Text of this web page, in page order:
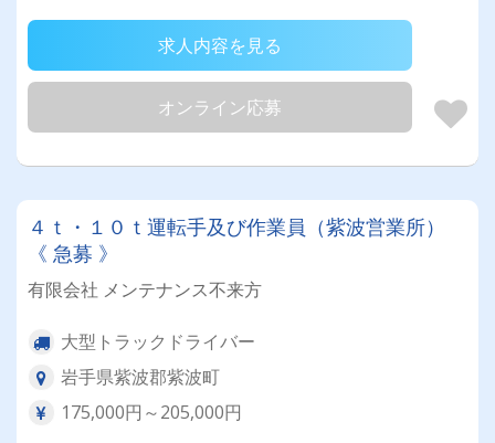
求人内容を見る
オンライン応募
４ｔ・１０ｔ運転手及び作業員（紫波営業所）
《 急募 》
有限会社 メンテナンス不来方
大型トラックドライバー
岩手県紫波郡紫波町
175,000円～205,000円